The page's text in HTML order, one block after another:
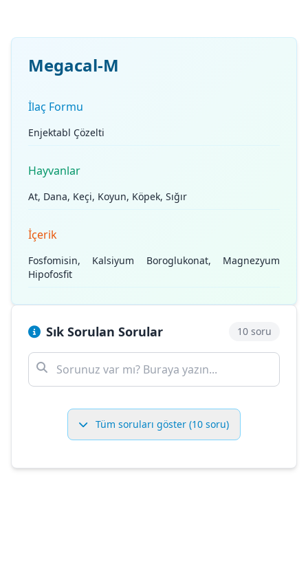
Megacal-M
İlaç Formu
Enjektabl Çözelti
Hayvanlar
At, Dana, Keçi, Koyun, Köpek, Sığır
İçerik
Fosfomisin, Kalsiyum Boroglukonat, Magnezyum
Hipofosfit
Sık Sorulan Sorular 10 soru
Tüm soruları göster (10 soru)